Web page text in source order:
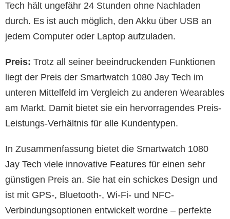
Tech hält ungefähr 24 Stunden ohne Nachladen
durch. Es ist auch möglich, den Akku über USB an
jedem Computer oder Laptop aufzuladen.
Preis: Trotz all seiner beeindruckenden Funktionen
liegt der Preis der Smartwatch 1080 Jay Tech im
unteren Mittelfeld im Vergleich zu anderen Wearables
am Markt. Damit bietet sie ein hervorragendes Preis-
Leistungs-Verhältnis für alle Kundentypen.
In Zusammenfassung bietet die Smartwatch 1080
Jay Tech viele innovative Features für einen sehr
günstigen Preis an. Sie hat ein schickes Design und
ist mit GPS-, Bluetooth-, Wi-Fi- und NFC-
Verbindungsoptionen entwickelt wordne – perfekte